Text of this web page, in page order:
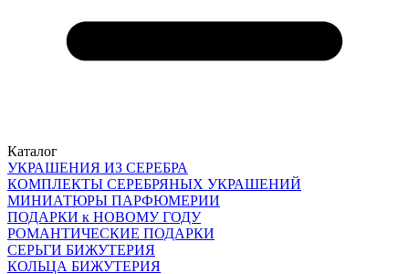
Каталог
УКРАШЕНИЯ ИЗ СЕРЕБРА
КОМПЛЕКТЫ СЕРЕБРЯНЫХ УКРАШЕНИЙ
МИНИАТЮРЫ ПАРФЮМЕРИИ
ПОДАРКИ к НОВОМУ ГОДУ
РОМАНТИЧЕСКИЕ ПОДАРКИ
СЕРЬГИ БИЖУТЕРИЯ
КОЛЬЦА БИЖУТЕРИЯ